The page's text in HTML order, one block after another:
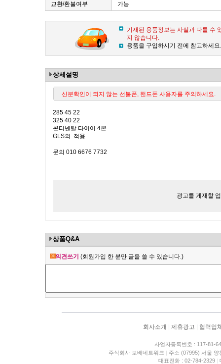
교환/환불여부
가능
기재된 용품정보는 사실과 다를 수
지 않습니다.
용품을 구입하시기 전에 참고하세
상세설명
신분확인이 되지 않는 선불폰, 핸드폰 사용자를 주의하세요.
285 45 22
325 40 22
콘티넨탈 타이어 4본
GLS외 적용
문의 010 6676 7732
광고를 게재할
상품Q&A
의견쓰기 (회원가입 한 분만 글을 쓸 수 있습니다.)
회사소개 제휴광고 협력업
사업자등록번호 : 117-81-
주식회사 보배네트워크 | 주소 (07995) 서울
대표전화 : 02-784-2329 |